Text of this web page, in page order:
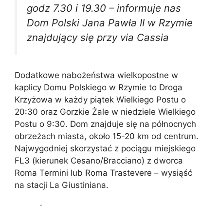
godz 7.30 i 19.30 – informuje nas
Dom Polski Jana Pawła II w Rzymie
znajdujący się przy via Cassia
Dodatkowe nabożeństwa wielkopostne w
kaplicy Domu Polskiego w Rzymie to Droga
Krzyżowa w każdy piątek Wielkiego Postu o
20:30 oraz Gorzkie Żale w niedziele Wielkiego
Postu o 9:30. Dom znajduje się na północnych
obrzeżach miasta, około 15-20 km od centrum.
Najwygodniej skorzystać z pociągu miejskiego
FL3 (kierunek Cesano/Bracciano) z dworca
Roma Termini lub Roma Trastevere – wysiąść
na stacji La Giustiniana.